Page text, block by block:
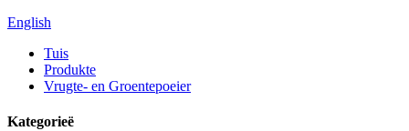
English
Tuis
Produkte
Vrugte- en Groentepoeier
Kategorieë